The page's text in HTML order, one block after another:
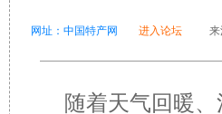
网址：中国特产网 进入论坛 来
随着天气回暖、